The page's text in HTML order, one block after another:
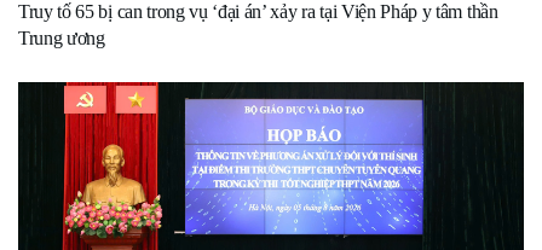
Truy tố 65 bị can trong vụ ‘đại án’ xảy ra tại Viện Pháp y tâm thần
Trung ương